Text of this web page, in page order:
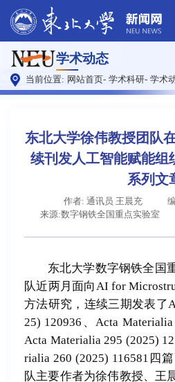
学术动态
当前位置: 网站首页- 学术科研- 学术
东北大学徐伟教授团队
续刊发人工智能赋能组
系列文
作者: 通讯员 王晨充
来源:数字钢铁全国重点实验室
东北大学数字钢铁全国
队近两月面向AI for
方法研究，连续三期发表了
25) 120936、Acta Materialia
Acta Materialia 295 (2025)
rialia 260 (2025) 116581四
队主要作者为徐伟教授、王
原